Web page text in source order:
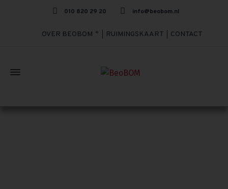
010 820 29 20 info@beobom.nl
OVER BEOBOM RUIMINGSKAART CONTACT